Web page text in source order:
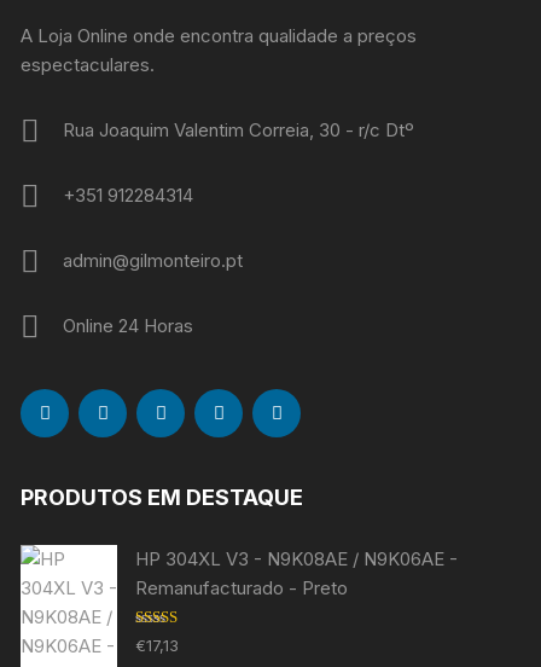
A Loja Online onde encontra qualidade a preços
espectaculares.
Rua Joaquim Valentim Correia, 30 - r/c Dtº
+351 912284314
admin@gilmonteiro.pt
Online 24 Horas
PRODUTOS EM DESTAQUE
HP 304XL V3 - N9K08AE / N9K06AE -
Remanufacturado - Preto
Avaliação
5.00 de 5
€17,13